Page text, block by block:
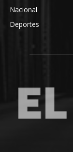
Nacional
Deportes